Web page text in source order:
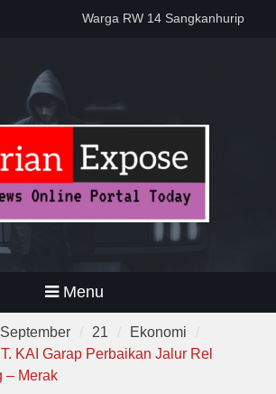
Warga RW 14 Sangkanhurip
Banten
Gelar Patroli Malam, Personel
Polsek Rangkasbitung Imbau
Warga Tingkatkan Siskamling
Menu
September 21
Ekonomi
KAI Garap Perbaikan Jalur Rel
– Merak